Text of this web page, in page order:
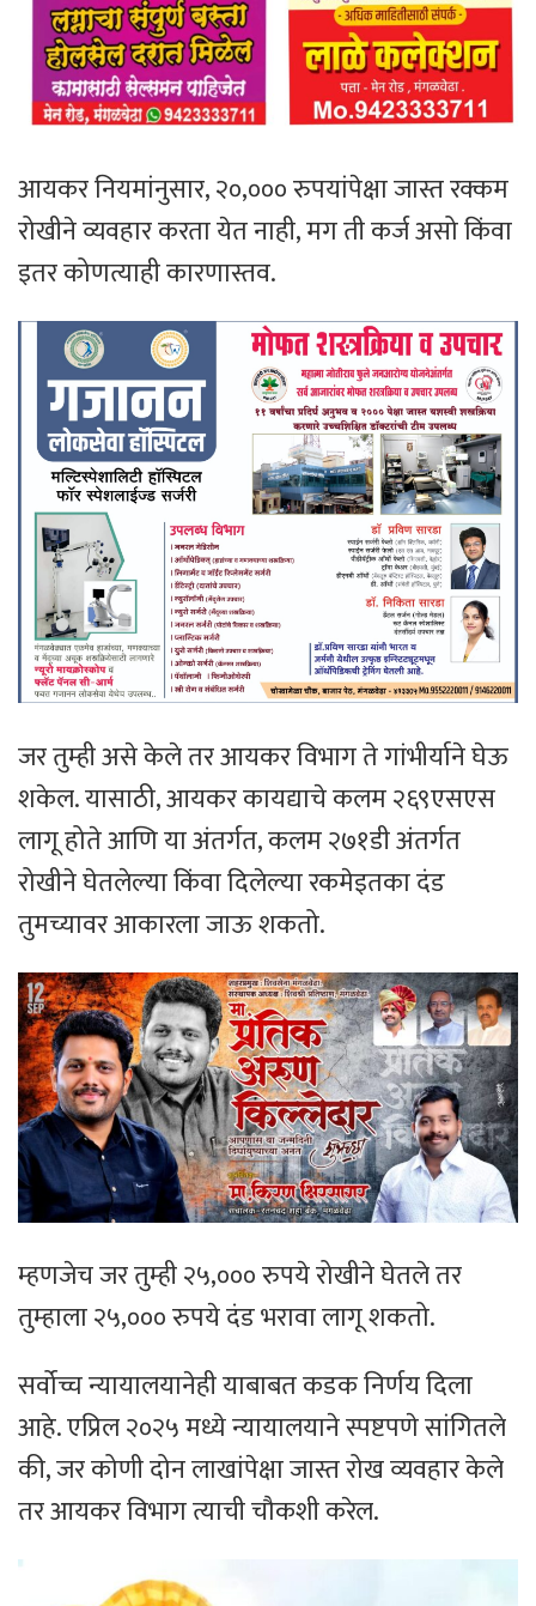
आयकर नियमांनुसार, २०,००० रुपयांपेक्षा जास्त रक्कम
रोखीने व्यवहार करता येत नाही, मग ती कर्ज असो किंवा
इतर कोणत्याही कारणास्तव.
जर तुम्ही असे केले तर आयकर विभाग ते गांभीर्याने घेऊ
शकेल. यासाठी, आयकर कायद्याचे कलम २६९एसएस
लागू होते आणि या अंतर्गत, कलम २७१डी अंतर्गत
रोखीने घेतलेल्या किंवा दिलेल्या रकमेइतका दंड
तुमच्यावर आकारला जाऊ शकतो.
म्हणजेच जर तुम्ही २५,००० रुपये रोखीने घेतले तर
तुम्हाला २५,००० रुपये दंड भरावा लागू शकतो.
सर्वोच्च न्यायालयानेही याबाबत कडक निर्णय दिला
आहे. एप्रिल २०२५ मध्ये न्यायालयाने स्पष्टपणे सांगितले
की, जर कोणी दोन लाखांपेक्षा जास्त रोख व्यवहार केले
तर आयकर विभाग त्याची चौकशी करेल.